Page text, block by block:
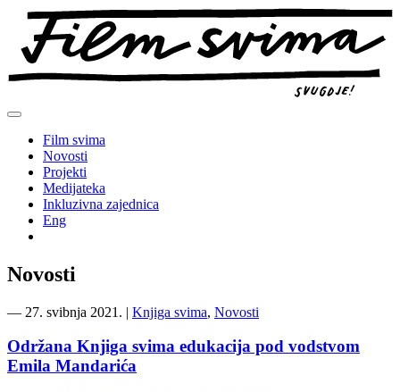
Preskoči
sadržaj
Film svima
Novosti
Projekti
Medijateka
Inkluzivna zajednica
Eng
Novosti
― 27. svibnja 2021. | Knjiga svima, Novosti
Održana Knjiga svima edukacija pod vodstvom
Emila Mandarića